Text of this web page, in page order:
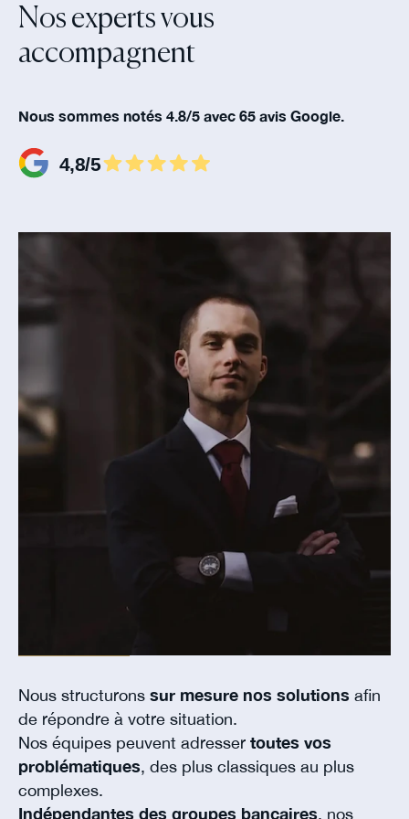
Nos experts vous
accompagnent‍
Nous sommes notés 4.8/5 avec 65 avis Google.
Nous structurons sur mesure nos solutions afin
de répondre à votre situation.
Nos équipes peuvent adresser toutes vos
problématiques, des plus classiques au plus
complexes.
Indépendantes des groupes bancaires, nos